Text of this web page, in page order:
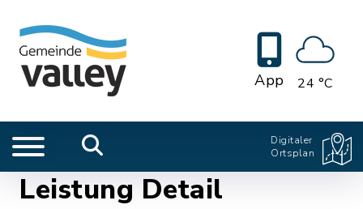
App 24 °C
Digitaler
Ortsplan
Leistung Detail